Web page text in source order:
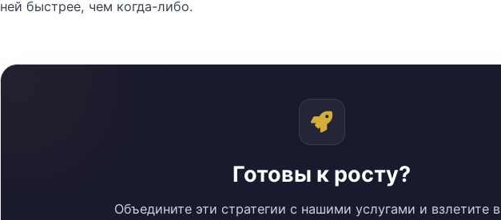
ней быстрее, чем когда-либо.
Готовы к росту?
Объедините эти стратегии с нашими услугами и взлетите